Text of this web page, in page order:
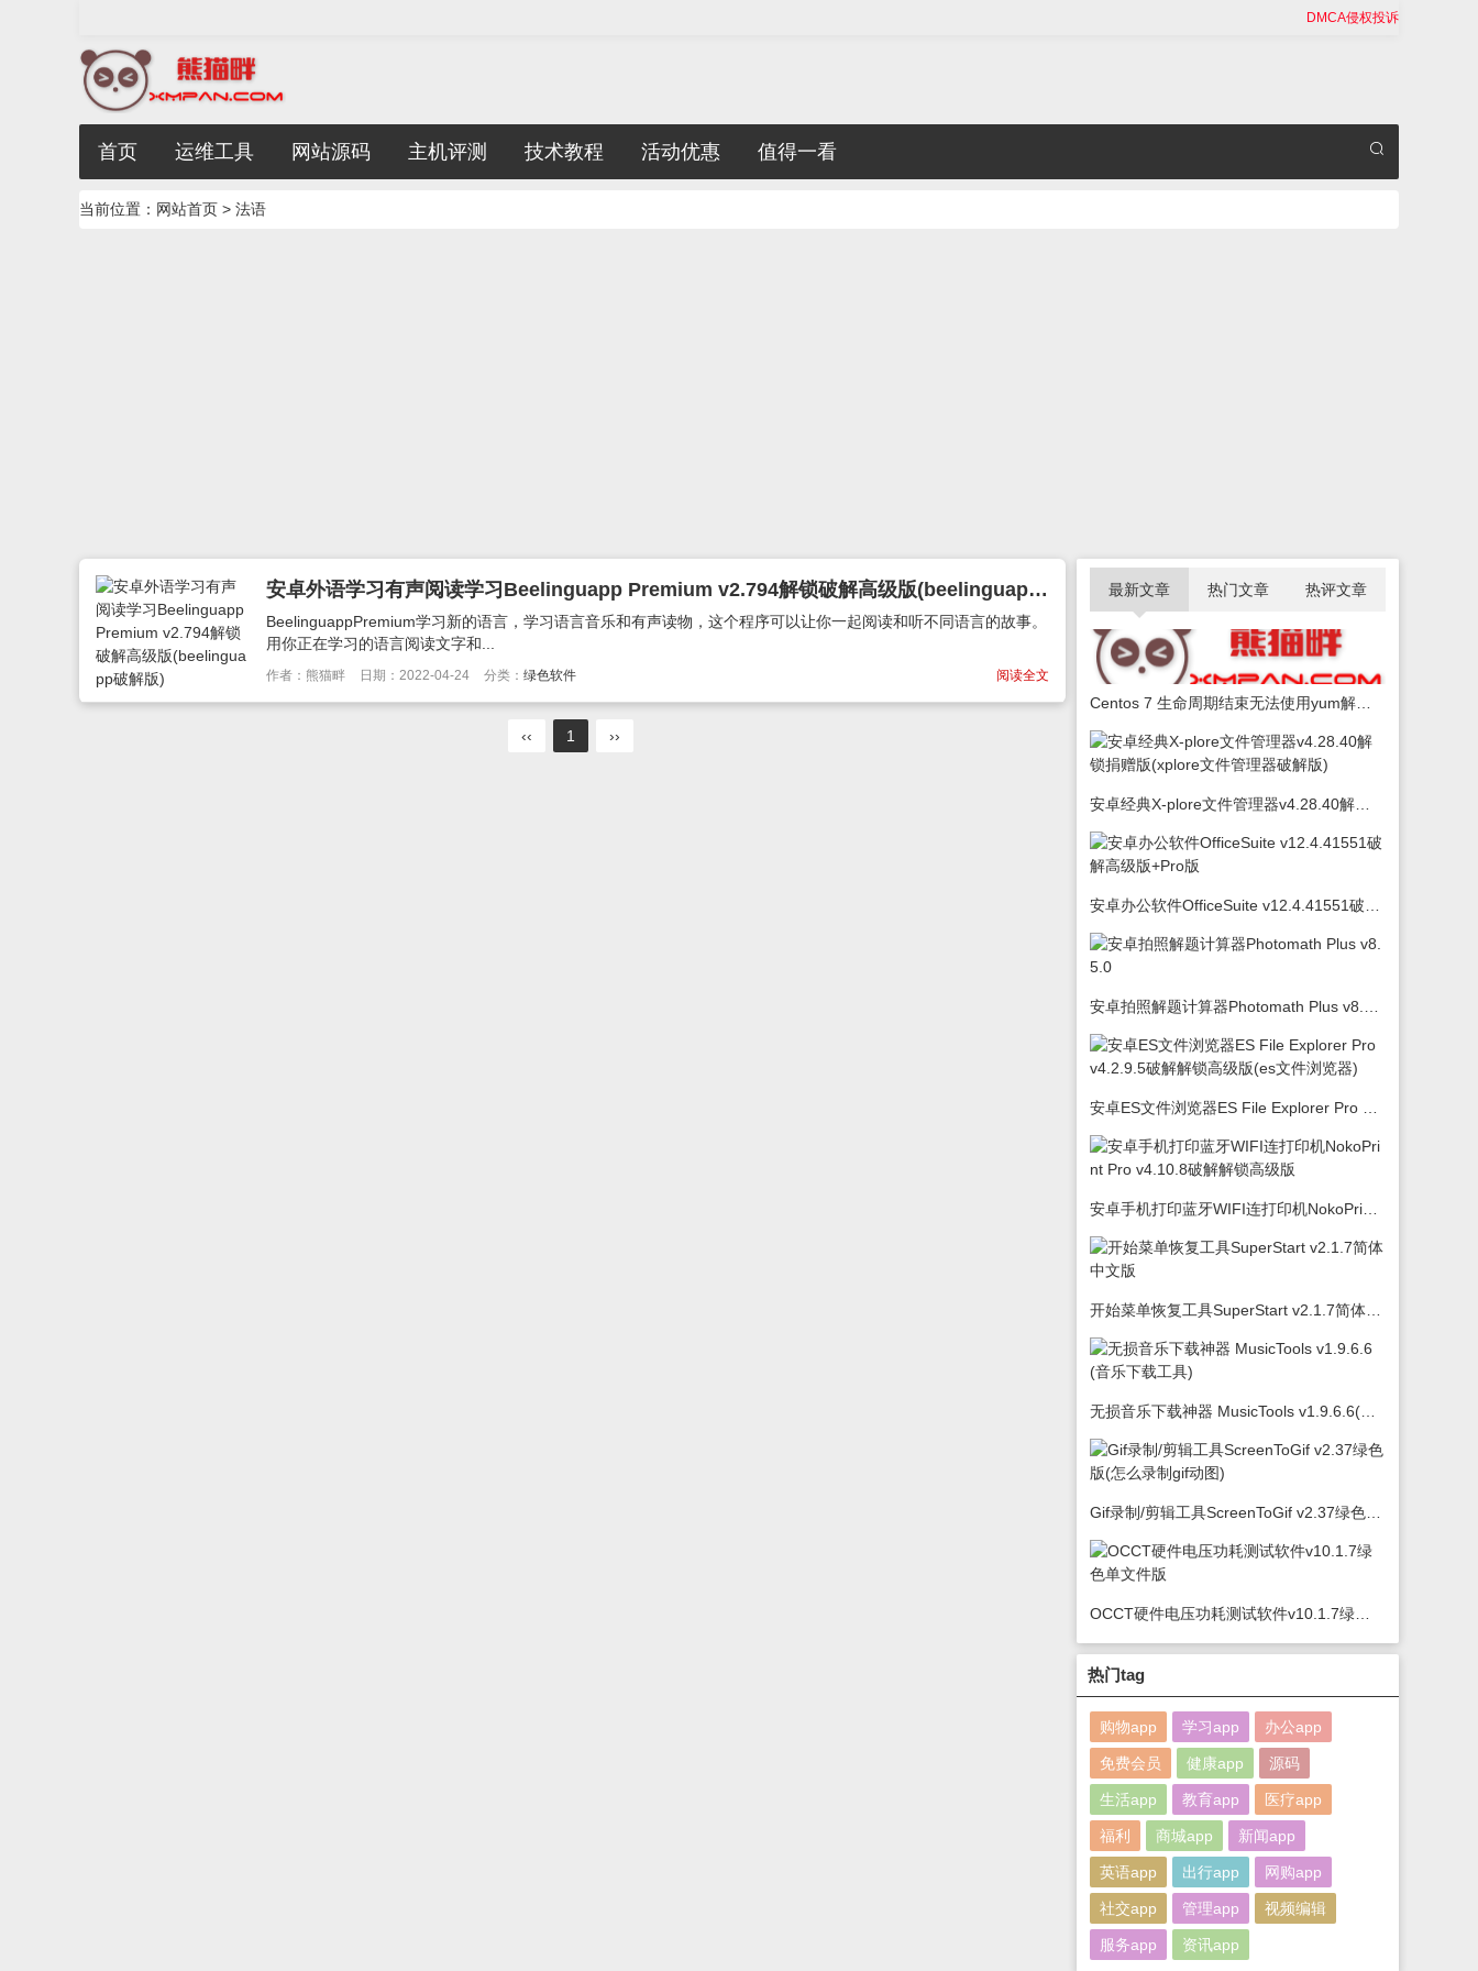
DMCA侵权投诉
首页 运维工具 网站源码 主机评测 技术教程 活动优惠 值得一看
当前位置： 网站首页 > 法语
安卓外语学习有声阅读学习Beelinguapp Premium v2.794解锁破解高级版(beelinguapp破解版)
BeelinguappPremium学习新的语言，学习语言音乐和有声读物，这个程序可以让你一起阅读和听不同语言的故事。
用你正在学习的语言阅读文字和...
阅读全文
作者：熊猫畔 日期：2022-04-24 分类： 绿色软件
‹‹ 1 ››
最新文章 热门文章 热评文章
热门tag
购物app 学习app 办公app
免费会员 健康app 源码
生活app 教育app 医疗app
福利 商城app 新闻app
英语app 出行app 网购app
社交app 管理app 视频编辑
服务app 资讯app